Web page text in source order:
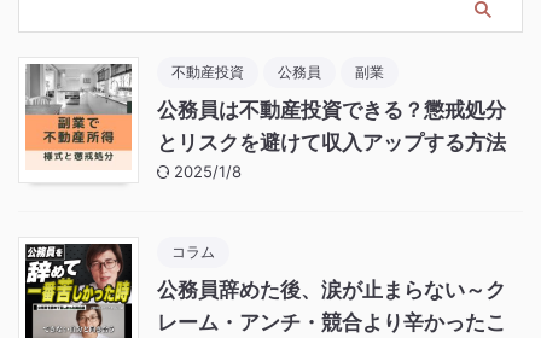
不動産投資 公務員 副業
公務員は不動産投資できる？懲戒処分
とリスクを避けて収入アップする方法
2025/1/8
コラム
公務員辞めた後、涙が止まらない～ク
レーム・アンチ・競合より辛かったこ